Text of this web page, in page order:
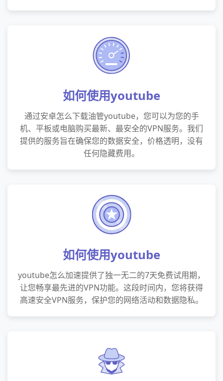
如何使用youtube
通过安卓怎么下载油管youtube，您可以为您的手
机、平板或电脑购买最新、最安全的VPN服务。我们
提供的服务旨在确保您的数据安全，价格透明，没有
任何隐藏费用。
如何使用youtube
youtube怎么加速提供了独一无二的7天免费试用期，
让您畅享最先进的VPN功能。这段时间内，您将获得
高速安全VPN服务，保护您的网络活动和数据隐私。